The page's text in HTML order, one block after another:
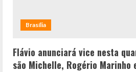
Brasília
Flávio anunciará vice nesta
são Michelle, Rogério Marinho